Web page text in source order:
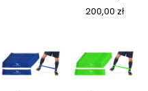
200,00 zł